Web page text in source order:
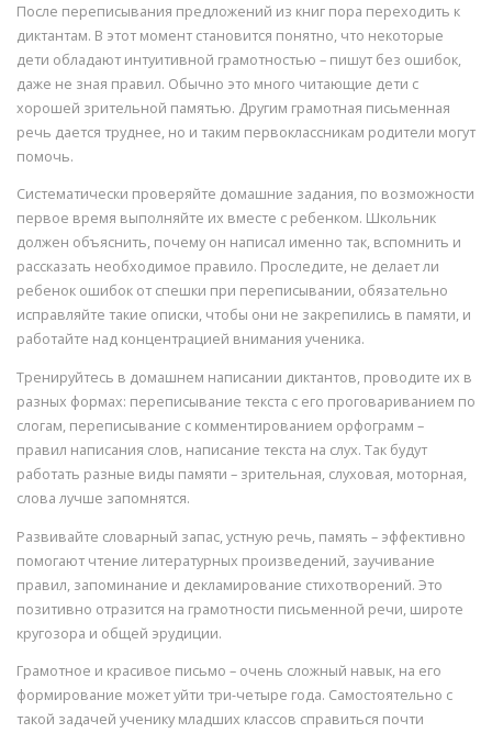
После переписывания предложений из книг пора переходить к
диктантам. В этот момент становится понятно, что некоторые
дети обладают интуитивной грамотностью – пишут без ошибок,
даже не зная правил. Обычно это много читающие дети с
хорошей зрительной памятью. Другим грамотная письменная
речь дается труднее, но и таким первоклассникам родители могут
помочь.
Систематически проверяйте домашние задания, по возможности
первое время выполняйте их вместе с ребенком. Школьник
должен объяснить, почему он написал именно так, вспомнить и
рассказать необходимое правило. Проследите, не делает ли
ребенок ошибок от спешки при переписывании, обязательно
исправляйте такие описки, чтобы они не закрепились в памяти, и
работайте над концентрацией внимания ученика.
Тренируйтесь в домашнем написании диктантов, проводите их в
разных формах: переписывание текста с его проговариванием по
слогам, переписывание с комментированием орфограмм –
правил написания слов, написание текста на слух. Так будут
работать разные виды памяти – зрительная, слуховая, моторная,
слова лучше запомнятся.
Развивайте словарный запас, устную речь, память – эффективно
помогают чтение литературных произведений, заучивание
правил, запоминание и декламирование стихотворений. Это
позитивно отразится на грамотности письменной речи, широте
кругозора и общей эрудиции.
Грамотное и красивое письмо – очень сложный навык, на его
формирование может уйти три-четыре года. Самостоятельно с
такой задачей ученику младших классов справиться почти